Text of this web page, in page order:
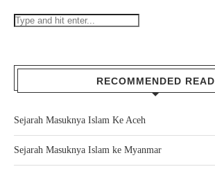
RECOMMENDED READ
Sejarah Masuknya Islam Ke Aceh
Sejarah Masuknya Islam ke Myanmar